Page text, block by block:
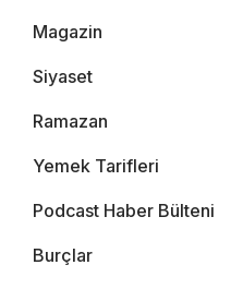
Magazin
Siyaset
Ramazan
Yemek Tarifleri
Podcast Haber Bülteni
Burçlar